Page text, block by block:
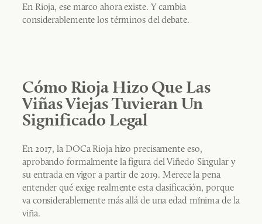
En Rioja, ese marco ahora existe. Y cambia
considerablemente los términos del debate.
Cómo Rioja Hizo Que Las
Viñas Viejas Tuvieran Un
Significado Legal
En 2017, la DOCa Rioja hizo precisamente eso,
aprobando formalmente la figura del Viñedo Singular y
su entrada en vigor a partir de 2019. Merece la pena
entender qué exige realmente esta clasificación, porque
va considerablemente más allá de una edad mínima de la
viña.